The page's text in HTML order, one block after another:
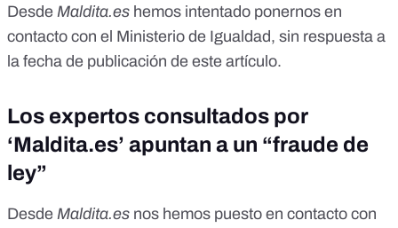
Desde Maldita.es hemos intentado ponernos en
contacto con el Ministerio de Igualdad, sin respuesta a
la fecha de publicación de este artículo.
Los expertos consultados por
‘Maldita.es’ apuntan a un “fraude de
ley”
Desde Maldita.es nos hemos puesto en contacto con